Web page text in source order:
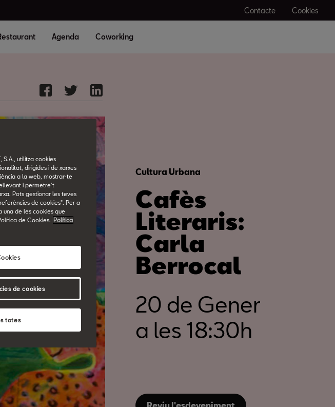
Contacte Cookies
Agenda Coworking
Cultura Urbana
Cafès
Literaris:
Carla
Berrocal
20 de Gener
a les 18:30h
Reviu l'esdeveniment
S.A., utilitza cookies
dirigides i de xarxes
a la web, mostrar-te
i permetre't
Pots gestionar les teves
de cookies". Per a
una de les cookies que
de Cookies.
Política
totes
de cookies